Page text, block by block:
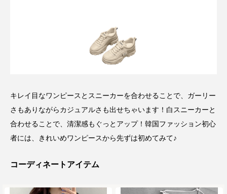
キレイ目なワンピースとスニーカーを合わせることで、ガーリー
さもありながらカジュアルさも出せちゃいます！白スニーカーと
合わせることで、清潔感もぐっとアップ！韓国ファッション初心
者には、きれいめワンピースから先ずは初めてみて♪
コーディネートアイテム